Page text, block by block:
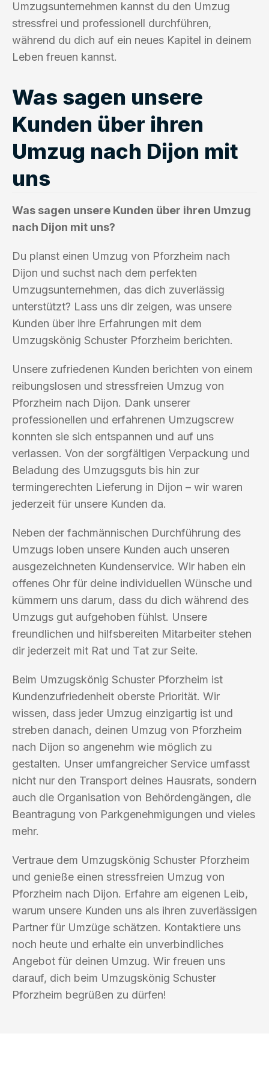
Umzugsunternehmen kannst du den Umzug
stressfrei und professionell durchführen,
während du dich auf ein neues Kapitel in deinem
Leben freuen kannst.
Was sagen unsere
Kunden über ihren
Umzug nach Dijon mit
uns
Was sagen unsere Kunden über ihren Umzug
nach Dijon mit uns?
Du planst einen Umzug von Pforzheim nach
Dijon und suchst nach dem perfekten
Umzugsunternehmen, das dich zuverlässig
unterstützt? Lass uns dir zeigen, was unsere
Kunden über ihre Erfahrungen mit dem
Umzugskönig Schuster Pforzheim berichten.
Unsere zufriedenen Kunden berichten von einem
reibungslosen und stressfreien Umzug von
Pforzheim nach Dijon. Dank unserer
professionellen und erfahrenen Umzugscrew
konnten sie sich entspannen und auf uns
verlassen. Von der sorgfältigen Verpackung und
Beladung des Umzugsguts bis hin zur
termingerechten Lieferung in Dijon – wir waren
jederzeit für unsere Kunden da.
Neben der fachmännischen Durchführung des
Umzugs loben unsere Kunden auch unseren
ausgezeichneten Kundenservice. Wir haben ein
offenes Ohr für deine individuellen Wünsche und
kümmern uns darum, dass du dich während des
Umzugs gut aufgehoben fühlst. Unsere
freundlichen und hilfsbereiten Mitarbeiter stehen
dir jederzeit mit Rat und Tat zur Seite.
Beim Umzugskönig Schuster Pforzheim ist
Kundenzufriedenheit oberste Priorität. Wir
wissen, dass jeder Umzug einzigartig ist und
streben danach, deinen Umzug von Pforzheim
nach Dijon so angenehm wie möglich zu
gestalten. Unser umfangreicher Service umfasst
nicht nur den Transport deines Hausrats, sondern
auch die Organisation von Behördengängen, die
Beantragung von Parkgenehmigungen und vieles
mehr.
Vertraue dem Umzugskönig Schuster Pforzheim
und genieße einen stressfreien Umzug von
Pforzheim nach Dijon. Erfahre am eigenen Leib,
warum unsere Kunden uns als ihren zuverlässigen
Partner für Umzüge schätzen. Kontaktiere uns
noch heute und erhalte ein unverbindliches
Angebot für deinen Umzug. Wir freuen uns
darauf, dich beim Umzugskönig Schuster
Pforzheim begrüßen zu dürfen!